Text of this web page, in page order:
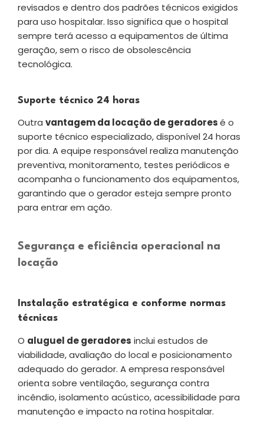
revisados e dentro dos padrões técnicos exigidos
para uso hospitalar. Isso significa que o hospital
sempre terá acesso a equipamentos de última
geração, sem o risco de obsolescência
tecnológica.
Suporte técnico 24 horas
Outra vantagem da locação de geradoresé o
suporte técnico especializado, disponível 24 horas
por dia. A equipe responsável realiza manutenção
preventiva, monitoramento, testes periódicos e
acompanha o funcionamento dos equipamentos,
garantindo que o gerador esteja sempre pronto
para entrar em ação.
Segurança e eficiência operacional na
locação
Instalação estratégica e conforme normas
técnicas
O aluguel de geradores inclui estudos de
viabilidade, avaliação do local e posicionamento
adequado do gerador. A empresa responsável
orienta sobre ventilação, segurança contra
incêndio, isolamento acústico, acessibilidade para
manutenção e impacto na rotina hospitalar.